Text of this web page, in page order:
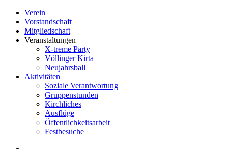
Verein
Vorstandschaft
Mitgliedschaft
Veranstaltungen
X-treme Party
Völlinger Kirta
Neujahrsball
Aktivitäten
Soziale Verantwortung
Gruppenstunden
Kirchliches
Ausflüge
Öffentlichkeitsarbeit
Festbesuche